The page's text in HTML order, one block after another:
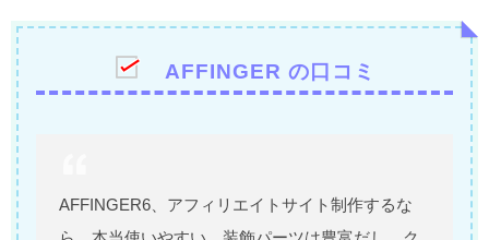
AFFINGER の口コミ
AFFINGER6、アフィリエイトサイト制作するな